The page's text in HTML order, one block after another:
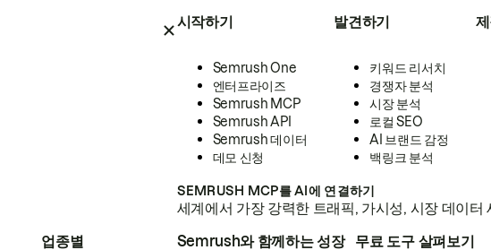
시작하기
Semrush One
엔터프라이즈
Semrush MCP
Semrush API
Semrush 데이터
데모 신청
발견하기
키워드 리서치
경쟁자 분석
시장 분석
로컬 SEO
AI 브랜드 감정
백링크 분석
SEMRUSH MCP를 AI에 연결하기
세계에서 가장 강력한 트래픽, 가시성, 시장 데이
업종별 Semrush와 함께하는 성장 무료 도구 살펴보기